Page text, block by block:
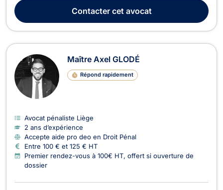
Thomas BOCQUET intervient en droit pénal dans le cadre des
infractions contre les biens ou...
Contactercet avocat
Maître Axel GLODÉ
Répond rapidement
Avocat pénaliste Liège
2 ans d’expérience
Accepte aide pro deo en Droit Pénal
Entre 100 € et 125 € HT
Premier rendez-vous à 100€ HT, offert si ouverture de
dossier